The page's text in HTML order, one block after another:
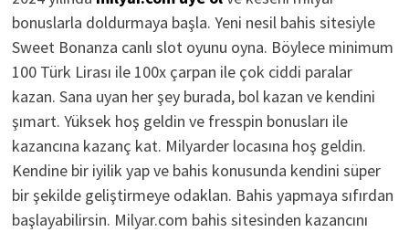
bonuslarla doldurmaya başla. Yeni nesil bahis sitesiyle
Sweet Bonanza canlı slot oyunu oyna. Böylece minimum
100 Türk Lirası ile 100x çarpan ile çok ciddi paralar
kazan. Sana uyan her şey burada, bol kazan ve kendini
şımart. Yüksek hoş geldin ve fresspin bonusları ile
kazancına kazanç kat. Milyarder locasına hoş geldin.
Kendine bir iyilik yap ve bahis konusunda kendini süper
bir şekilde geliştirmeye odaklan. Bahis yapmaya sıfırdan
başlayabilirsin. Milyar.com bahis sitesinden kazancını